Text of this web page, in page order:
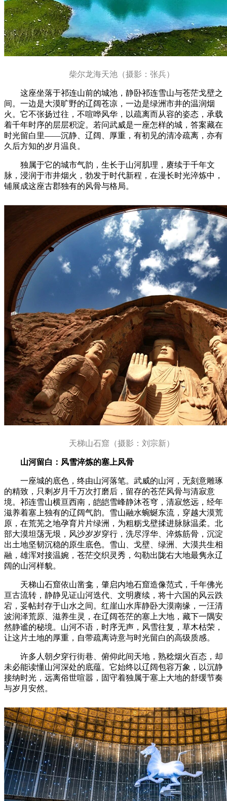
柴尔龙海天池（摄影：张兵）
这座坐落于祁连山前的城池，静卧祁连雪山与苍茫戈壁之
间。一边是大漠旷野的辽阔苍凉，一边是绿洲市井的温润烟
火。它不张扬过往，不喧哗风华，以疏离而从容的姿态，承载
着千年时序的层层积淀。若问武威是一座怎样的城，答案藏在
时光留白里——沉静、辽阔、厚重，有初见的清冷疏离，亦有
久后方知的岁月温良。
独属于它的城市气韵，生长于山河肌理，赓续于千年文
脉，浸润于市井烟火，勃发于时代新程，在漫长时光淬炼中，
铺展成这座古郡独有的风骨与格局。
天梯山石窟（摄影：刘宗新）
山河留白：风雪淬炼的塞上风骨
一座城的底色，终由山河落笔。武威的山河，无刻意雕琢
的精致，只剩岁月千万次打磨后，留存的苍茫风骨与清寂意
境。祁连雪山横亘西南，皑皑雪峰静沐苍穹，清寂悠远，经年
滋养着塞上独有的辽阔气韵。雪山融水蜿蜒东流，穿越大漠荒
原，在荒芜之地孕育片片绿洲，为粗粝戈壁揉进脉脉温柔。北
部大漠坦荡无垠，风沙岁岁穿行，洗尽浮华、淬炼筋骨，沉淀
出土地坚韧沉稳的原生底色。雪山、戈壁、绿洲、大漠共生相
融，雄浑对接温婉，苍茫交织灵秀，勾勒出陇右大地最隽永辽
阔的山河样貌。
天梯山石窟依山凿龛，肇启内地石窟造像范式，千年佛光
亘古流转，静静见证山河迭代、文明赓续，将十六国的风云跌
宕，妥帖封存于山水之间。红崖山水库静卧大漠南缘，一汪清
波润泽荒原、滋养生灵，在辽阔苍茫的塞上大地，藏下一隅安
然静谧的秘境。山河不语，时序无声，风雪往复，草木枯荣，
让这片土地的厚重，自带疏离诗意与时光留白的高级质感。
许多人朝夕穿行街巷、俯仰此间天地，熟稔烟火百态，却
未必能读懂山河深处的底蕴。它始终以辽阔包容万象，以沉静
接纳时光，远离俗世喧嚣，固守着独属于塞上大地的舒缓节奏
与岁月安然。